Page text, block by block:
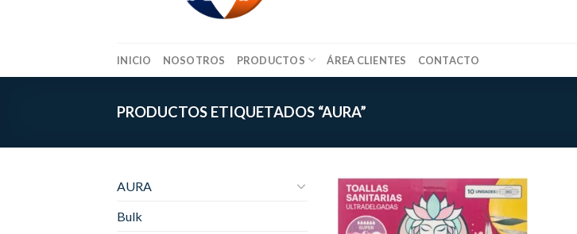
INICIO NOSOTROS PRODUCTOS ÁREA CLIENTES CONTACTO
PRODUCTOS ETIQUETADOS “AURA”
AURA
Bulk